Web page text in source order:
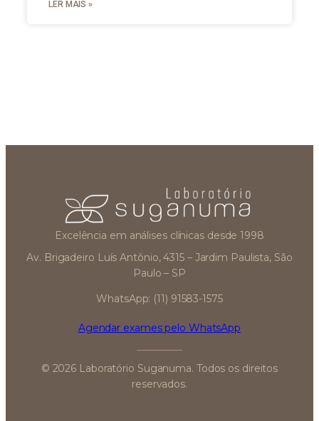
LER MAIS »
Excelência em análises clínicas desde 1998
Av. Brigadeiro Luís Antônio, 4315 – Jardim Paulista, São
Paulo – SP
WhatsApp: (11) 91583-1575
Agendar exames pelo WhatsApp
© 2026 Laboratório Suganuma. Todos os direitos
reservados.